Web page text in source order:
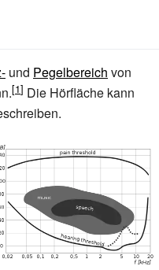
und Pegelbereich von
Die Hörfläche kann